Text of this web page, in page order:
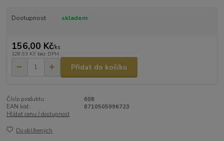
Dostupnost skladem
156,00 Kč/ks
128,93 Kč bez DPH
Přidat do košíku
Číslo produktu:
608
EAN kód:
8710505996723
Hlídat cenu / dostupnost
Do oblíbených